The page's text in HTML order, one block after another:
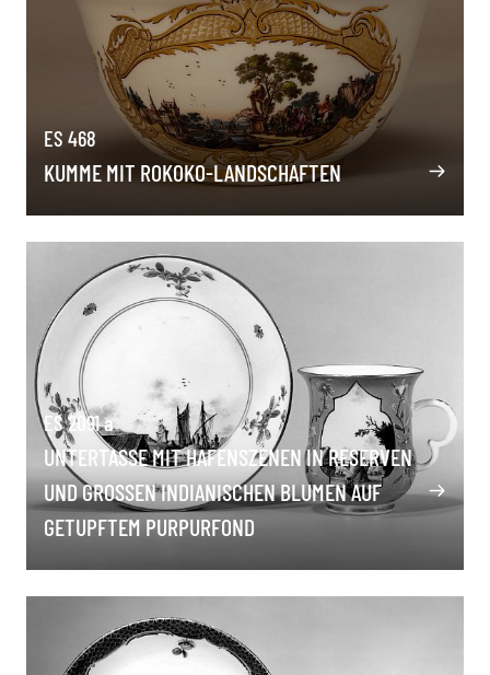
ES 468
KUMME MIT ROKOKO-LANDSCHAFTEN
ES 2091 a
UNTERTASSE MIT HAFENSZENEN IN RESERVEN
UND GROSSEN INDIANISCHEN BLUMEN AUF G
ETUPFTEM PURPURFOND